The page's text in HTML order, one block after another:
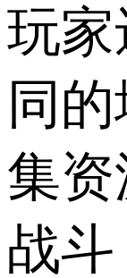
玩
同
集
战